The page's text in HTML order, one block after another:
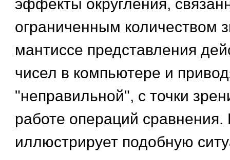
эффекты округления,
ограниченным количеством
мантиссе представления
чисел в компьютере и
"неправильной", с точки
работе операций
иллюстрирует подобную